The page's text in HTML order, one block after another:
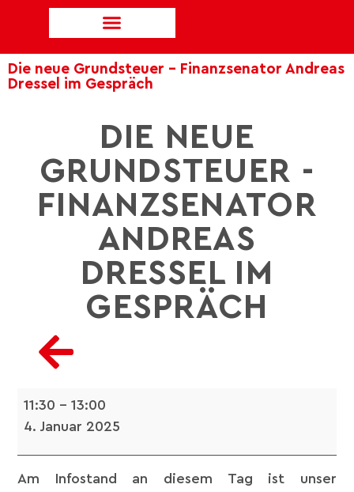
Die neue Grundsteuer - Finanzsenator Andreas
Dressel im Gespräch
DIE NEUE
GRUNDSTEUER -
FINANZSENATOR
ANDREAS
DRESSEL IM
GESPRÄCH
11:30 –13:00
4. Januar 2025
Am Infostand an diesem Tag ist unser